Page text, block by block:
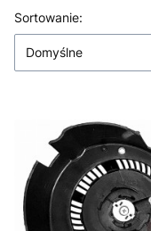
Lista produktów
Sortowanie:
Domyślne